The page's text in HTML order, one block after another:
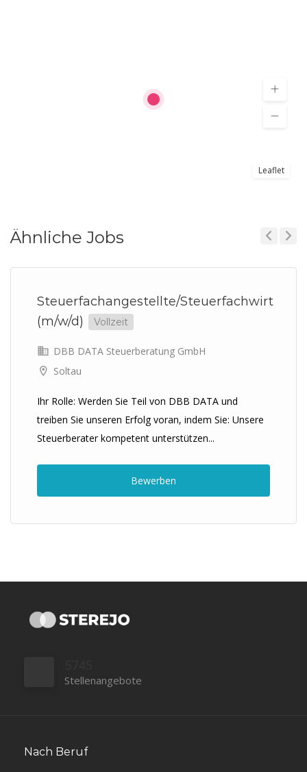
Leaflet
Ähnliche Jobs
Steuerfachangestellte/Steuerfachwirt
(m/w/d)
Vollzeit
DBB DATA Steuerberatung GmbH
Soltau
Ihr Rolle: Werden Sie Teil von DBB DATA und
treiben Sie unseren Erfolg voran, indem Sie: Unsere
Steuerberater kompetent unterstützen...
Bewerben
Stellenangebote
Nach Beruf